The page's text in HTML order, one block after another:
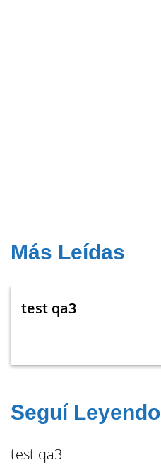
Más Leídas
test qa3
Seguí Leyendo
test qa3